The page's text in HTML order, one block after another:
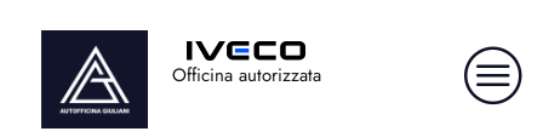
Officina autorizzata